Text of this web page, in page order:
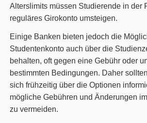
Alterslimits müssen Studierende in der
reguläres Girokonto umsteigen.
Einige Banken bieten jedoch die
Studentenkonto auch über die
behalten, oft gegen eine Gebühr oder
bestimmten Bedingungen. Daher
sich frühzeitig über die Optionen
mögliche Gebühren und Änderungen
zu vermeiden.